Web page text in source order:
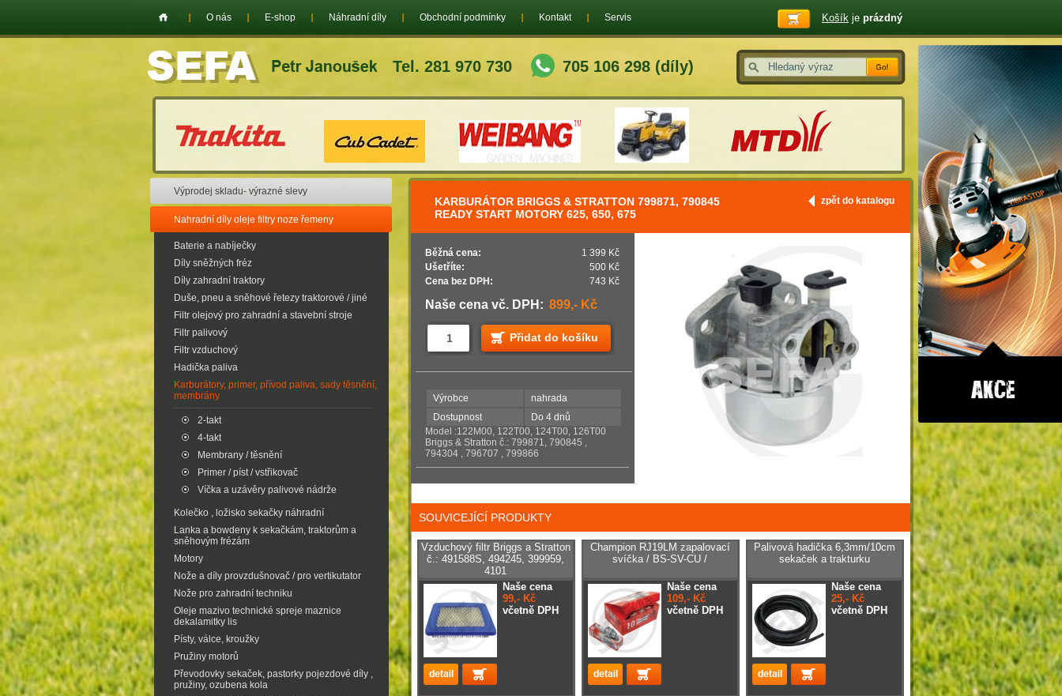
Tel. 281 970 730 705 106 298 (díly)
O nás E-shop Náhradní díly Obchodní podmínky Kontakt Servis Košík je prázdný
Výprodej skladu- výrazné slevy
Nahradní díly oleje filtry noze řemeny
Baterie a nabíječky
Díly sněžných fréz
Díly zahradní traktory
Duše, pneu a sněhové řetezy traktorové / jiné
Filtr olejový pro zahradní a stavební stroje
Filtr palivový
Filtr vzduchový
Hadička paliva
Karburátory, primer, přívod paliva, sady těsnění,
membrány
2-takt
4-takt
Membrany / těsnění
Primer / píst / vstřikovač
Víčka a uzávěry palivové nádrže
Kolečko , ložisko sekačky náhradní
Lanka a bowdeny k sekačkám, traktorům a
sněhovým frézám
Motory
Nože a díly provzdušnovač / pro vertikutator
Nože pro zahradní techniku
Oleje mazivo technické spreje maznice
dekalamitky lis
Písty, válce, kroužky
Pružiny motorů
Převodovky sekaček, pastorky pojezdové díly ,
pružiny, ozubena kola
zpět do katalogu
KARBURÁTOR BRIGGS & STRATTON 799871, 790845
READY START MOTORY 625, 650, 675
Běžná cena:
1 399 Kč
Ušetříte:
500 Kč
Cena bez DPH:
743 Kč
Naše cena vč. DPH: 899,- Kč
Přidat do košíku
Výrobce
nahrada
Dostupnost
Do 4 dnů
Model :122M00, 122T00, 124T00, 126T00
Briggs & Stratton č.: 799871, 790845 ,
794304 , 796707 , 799866
SOUVICEJÍCÍ PRODUKTY
Vzduchový filtr Briggs a Stratton
č.: 491588S, 494245, 399959,
4101
Naše cena
99,- Kč
včetně DPH
Champion RJ19LM zapalovací
svíčka / BS-SV-CU /
Naše cena
109,- Kč
včetně DPH
Palivová hadička 6,3mm/10cm
sekaček a trakturku
Naše cena
25,- Kč
včetně DPH